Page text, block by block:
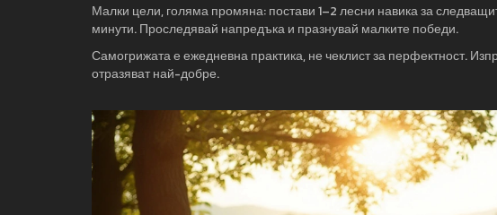
Малки цели, голяма промяна: постави 1–2 лесни навика за
минути. Проследявай напредъка и празнувай малките победи.
Самогрижата е ежедневна практика, не чеклист за перфектност.
отразяват най-добре.